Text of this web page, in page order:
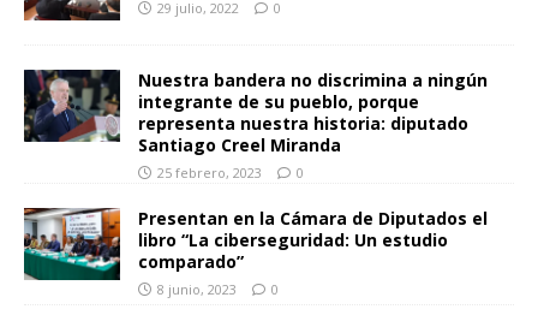
29 julio, 2022 0
Nuestra bandera no discrimina a ningún
integrante de su pueblo, porque
representa nuestra historia: diputado
Santiago Creel Miranda
25 febrero, 2023 0
Presentan en la Cámara de Diputados el
libro “La ciberseguridad: Un estudio
comparado”
8 junio, 2023 0